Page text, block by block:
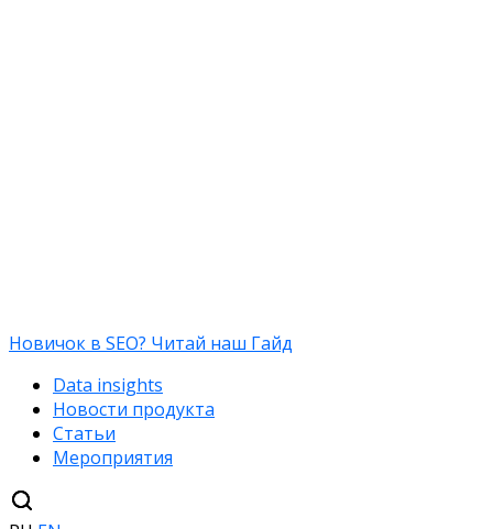
Новичок в SEO? Читай наш Гайд
Data insights
Новости продукта
Статьи
Мероприятия